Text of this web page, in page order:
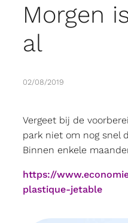
Morgen
al
02/08/2019
Vergeet bij de
park niet om nog snel
Binnen enkele
https://
plastique-jetable